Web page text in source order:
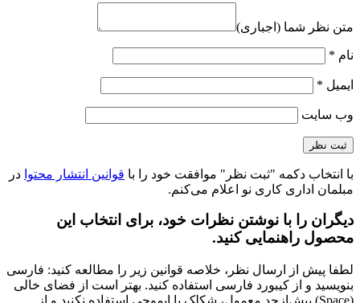
متن نظر شما (اجباری)
نام *
ایمیل *
وب‌ سایت
با انتخاب دکمه "ثبت نظر" موافقت خود را با قوانین انتشار محتوا در
مبلمان اداری کاری نو اعلام می‌کنم.
دیگران را با نوشتن نظرات خود، برای انتخاب این
محصول راهنمایی کنید.
لطفا پیش از ارسال نظر، خلاصه قوانین زیر را مطالعه کنید: فارسی
بنویسید و از کیبورد فارسی استفاده کنید. بهتر است از فضای خالی